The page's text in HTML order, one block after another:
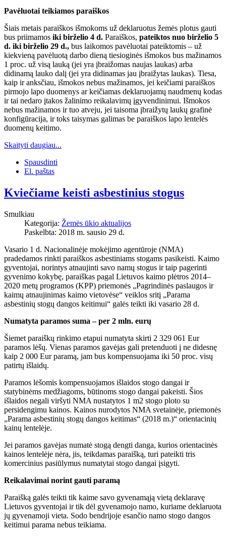
Pavėluotai teikiamos paraiškos
Šiais metais paraiškos išmokoms už deklaruotus žemės plotus gauti
bus priimamos iki birželio 4 d. Paraiškos, pateiktos nuo birželio 5
d. iki birželio 29 d., bus laikomos pavėluotai pateiktomis – už
kiekvieną pavėluotą darbo dieną tiesioginės išmokos bus mažinamos
1 proc. už visą lauką (jei yra įbraižomas naujas laukas) arba
didinamą lauko dalį (jei yra didinamas jau įbraižytas laukas). Tiesa,
kaip ir anksčiau, išmokos nebus mažinamos, jei keičiami paraiškos
pirmojo lapo duomenys ar keičiamas deklaruojamų naudmenų kodas
ir tai nedaro įtakos žalinimo reikalavimų įgyvendinimui. Išmokos
nebus mažinamos ir tuo atveju, jei taisoma įbraižytų laukų grafinė
konfigūracija, ir toks taisymas galimas be paraiškos lapo lentelės
duomenų keitimo.
Skaityti daugiau...
Spausdinti
El. paštas
Kviečiame keisti asbestinius stogus
Smulkiau
Kategorija: Žemės ūkio aktualijos
Paskelbta: 2018 m. sausio 29 d.
Vasario 1 d. Nacionalinėje mokėjimo agentūroje (NMA)
pradedamos rinkti paraiškos asbestiniams stogams pasikeisti. Kaimo
gyventojai, norintys atnaujinti savo namų stogus ir taip pagerinti
gyvenimo kokybę, paraiškas pagal Lietuvos kaimo plėtros 2014–
2020 metų programos (KPP) priemonės „Pagrindinės paslaugos ir
kaimų atnaujinimas kaimo vietovėse“ veiklos sritį „Parama
asbestinių stogų dangos keitimui“ galės teikti iki vasario 28 d.
Numatyta paramos suma – per 2 mln. eurų
Šiemet paraiškų rinkimo etapui numatyta skirti 2 329 061 Eur
paramos lėšų. Vienas paramos gavėjas gali pretenduoti į ne didesnę
kaip 2 000 Eur paramą, jam bus kompensuojama iki 50 proc. visų
patirtų išlaidų.
Paramos lėšomis kompensuojamos išlaidos stogo dangai ir
statybinėms medžiagoms, būtinoms stogo dangai pakeisti. Šios
išlaidos negali viršyti NMA nustatytos 1 m2 stogo ploto su
persidengimu kainos. Kainos nurodytos NMA svetainėje, priemonės
„Parama asbestinių stogų dangos keitimas“ (2018 m.)“ orientacinių
kainų lentelėje.
Jei paramos gavėjas numatė stogą dengti danga, kurios orientacinės
kainos lentelėje nėra, jis, teikdamas paraišką, turi pateikti tris
komercinius pasiūlymus numatytai stogo dangai įsigyti.
Reikalavimai norint gauti paramą
Paraišką galės teikti tik kaime savo gyvenamąją vietą deklaravę
Lietuvos gyventojai ir tik dėl gyvenamojo namo, kuriame deklaruota
jų gyvenamoji vieta. Sodo bendrijoje esančio namo stogo dangos
keitimui parama nebus teikiama.